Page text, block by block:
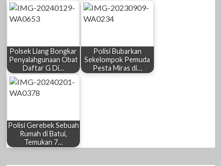
Polsek Liang Bongkar
Penyalahgunaan Obat
Daftar G Di…
Polisi Bubarkan
Sekelompok Pemuda
Pesta Miras di…
Polisi Gerebek Sebuah
Rumah di Batui,
Temukan 7…